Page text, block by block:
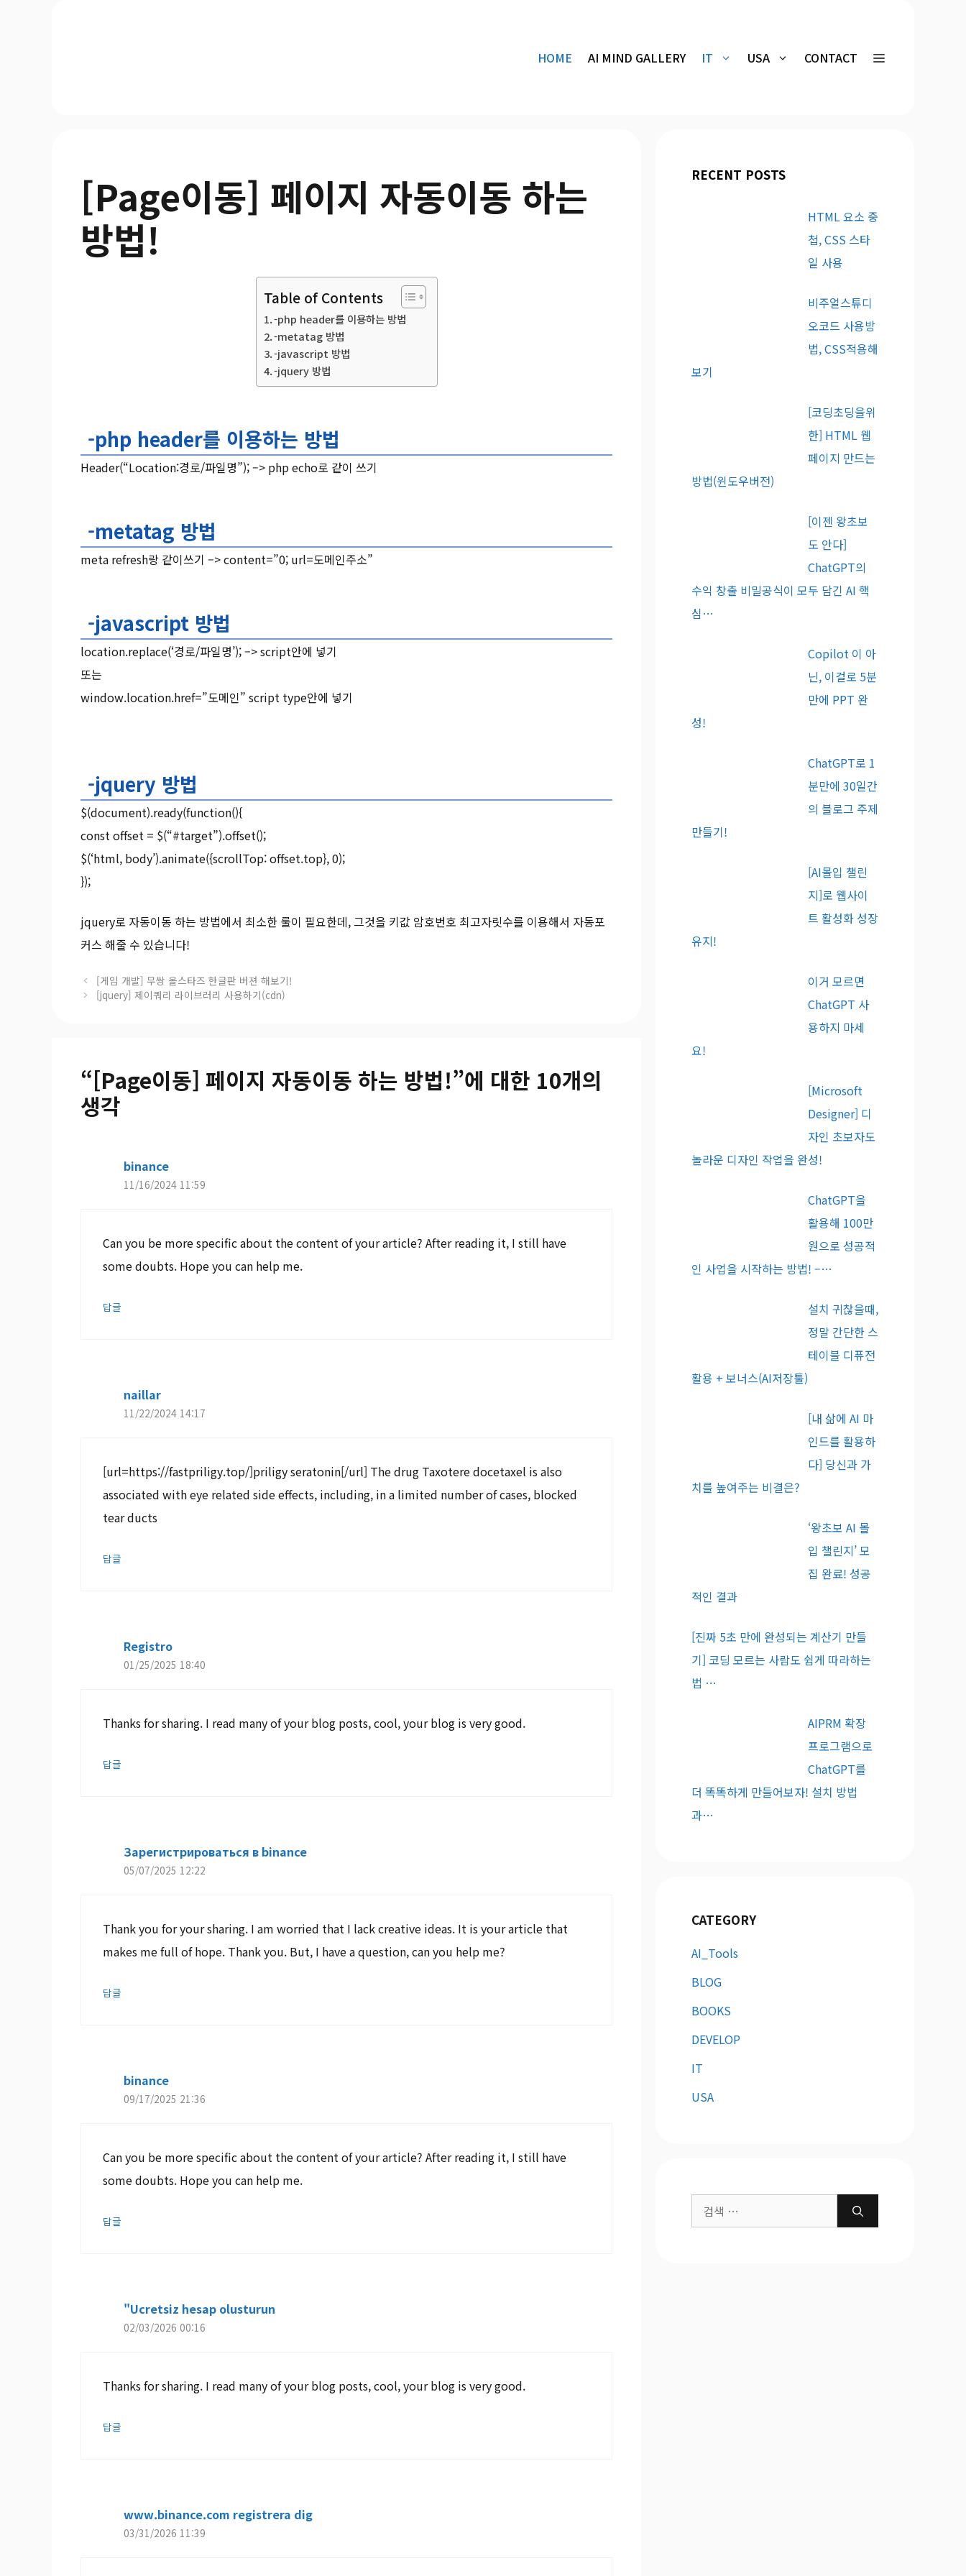
HOME AI MIND GALLERY IT USA CONTACT
[Page이동] 페이지 자동이동 하는
방법!
Table of Contents
-php header를 이용하는 방법
-metatag 방법
-javascript 방법
-jquery 방법
-php header를 이용하는 방법
Header(“Location:경로/파일명”); –> php echo로 같이 쓰기
-metatag 방법
meta refresh랑 같이쓰기 –> content=”0; url=도메인주소”
-javascript 방법
location.replace(‘경로/파일명’); –> script안에 넣기
또는
window.location.href=”도메인” script type안에 넣기
-jquery 방법
$(document).ready(function(){
const offset = $(“#target”).offset();
$(‘html, body’).animate({scrollTop: offset.top}, 0);
});
jquery로 자동이동 하는 방법에서 최소한 룰이 필요한데, 그것을 키값 암호번호 최고자릿수를 이용해서 자동포
커스 해줄 수 있습니다!
[게임 개발] 무쌍 올스타즈 한글판 버젼 해보기!
[jquery] 제이쿼리 라이브러리 사용하기(cdn)
“[Page이동] 페이지 자동이동 하는 방법!”에 대한 10개의
생각
binance
11/16/2024 11:59
Can you be more specific about the content of your article? After reading it, I still have
some doubts. Hope you can help me.
답글
naillar
11/22/2024 14:17
[url=https://fastpriligy.top/]priligy seratonin[/url] The drug Taxotere docetaxel is also
associated with eye related side effects, including, in a limited number of cases, blocked
tear ducts
답글
Registro
01/25/2025 18:40
Thanks for sharing. I read many of your blog posts, cool, your blog is very good.
답글
Зарегистрироваться в binance
05/07/2025 12:22
Thank you for your sharing. I am worried that I lack creative ideas. It is your article that
makes me full of hope. Thank you. But, I have a question, can you help me?
답글
binance
09/17/2025 21:36
Can you be more specific about the content of your article? After reading it, I still have
some doubts. Hope you can help me.
답글
"Ucretsiz hesap olusturun
02/03/2026 00:16
Thanks for sharing. I read many of your blog posts, cool, your blog is very good.
답글
www.binance.com registrera dig
03/31/2026 11:39
RECENT POSTS
HTML 요소 중
첩, CSS 스타
일 사용
비주얼스튜디
오코드 사용방
법, CSS적용해
보기
[코딩초딩을위
한] HTML 웹
페이지 만드는
방법(윈도우버전)
[이젠 왕초보
도 안다]
ChatGPT의
수익 창출 비밀공식이 모두 담긴 AI 핵
심…
Copilot 이 아
닌, 이걸로 5분
만에 PPT 완
성!
ChatGPT로 1
분만에 30일간
의 블로그 주제
만들기!
[AI몰입 챌린
지]로 웹사이
트 활성화 성장
유지!
이거 모르면
ChatGPT 사
용하지 마세
요!
[Microsoft
Designer] 디
자인 초보자도
놀라운 디자인 작업을 완성!
ChatGPT을
활용해 100만
원으로 성공적
인 사업을 시작하는 방법! –…
설치 귀찮을때,
정말 간단한 스
테이블 디퓨전
활용 + 보너스(AI저장툴)
[내 삶에 AI 마
인드를 활용하
다] 당신과 가
치를 높여주는 비결은?
‘왕초보 AI 몰
입 챌린지’ 모
집 완료! 성공
적인 결과
[진짜 5초 만에 완성되는 계산기 만들
기] 코딩 모르는 사람도 쉽게 따라하는
법 …
AIPRM 확장
프로그램으로
ChatGPT를
더 똑똑하게 만들어보자! 설치 방법
과…
CATEGORY
AI_Tools
BLOG
BOOKS
DEVELOP
IT
USA